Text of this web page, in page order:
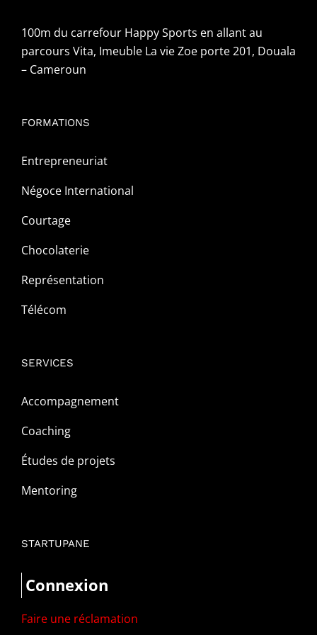
100m du carrefour Happy Sports en allant au
parcours Vita, Imeuble La vie Zoe porte 201, Douala
– Cameroun
FORMATIONS
Entrepreneuriat
Négoce International
Courtage
Chocolaterie
Représentation
Télécom
SERVICES
Accompagnement
Coaching
Études de projets
Mentoring
STARTUPANE
Connexion
Faire une réclamation